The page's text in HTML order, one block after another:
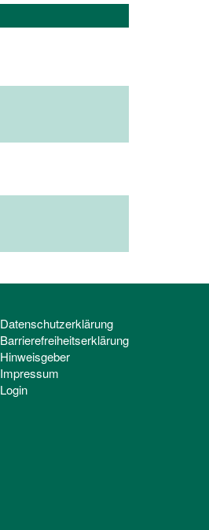
Datenschutzerklärung
Barrierefreiheitserklärung
Hinweisgeber
Impressum
Login